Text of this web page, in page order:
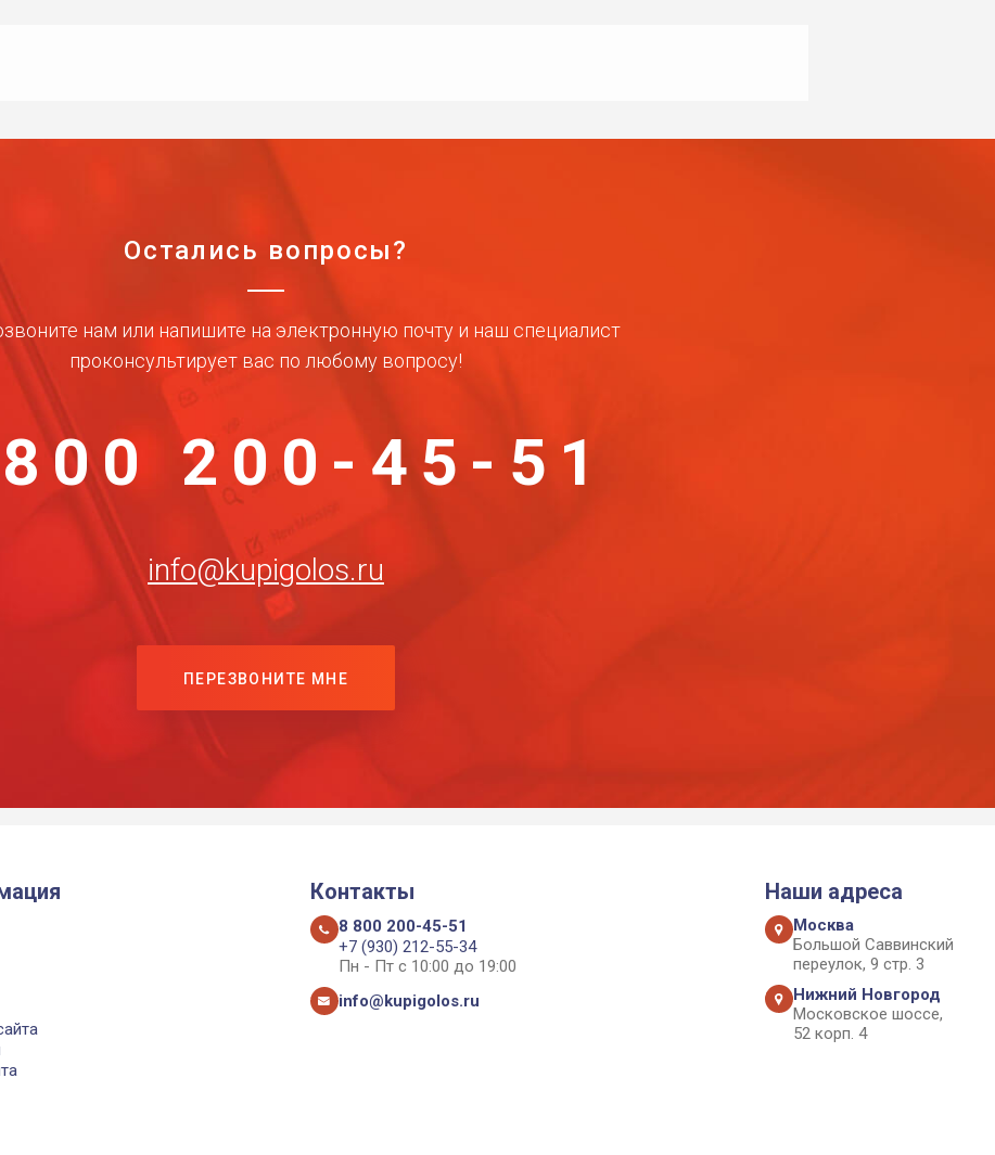
Остались вопросы?
нам или напишите на электронную почту и наш специалист
проконсультирует вас по любому вопросу!
200-45-51
info@kupigolos.ru
ПЕРЕЗВОНИТЕ МНЕ
Контакты
8 800 200-45-51
+7 (930) 212-55-34
Пн - Пт с 10:00 до 19:00
info@kupigolos.ru
Наши адреса
Москва
Большой Саввинский
переулок, 9 стр. 3
Нижний Новгород
Московское шоссе,
52 корп. 4